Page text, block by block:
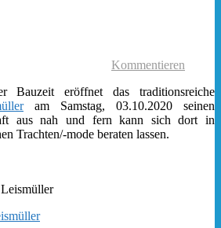
Kommentieren
Bauzeit eröffnet das traditionsreiche
am Samstag, 03.10.2020 seinen
aus nah und fern kann sich dort in
Trachten/-mode beraten lassen.